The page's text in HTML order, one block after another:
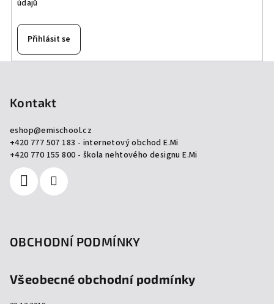
údajů
Přihlásit se
Kontakt
eshop@emischool.cz
+420 777 507 183 - internetový obchod E.Mi
+420 770 155 800 - škola nehtového designu E.Mi
OBCHODNÍ PODMÍNKY
Všeobecné obchodní podmínky